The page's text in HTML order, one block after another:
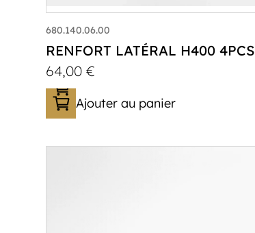
680.140.06.00
RENFORT LATÉRAL H400 4PCS
64,00€
Ajouter au panier